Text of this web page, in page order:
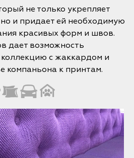
не только укрепляет
и придает ей необходимую
красивых форм и швов.
дает возможность
коллекцию с жаккардом и
компаньона к принтам.